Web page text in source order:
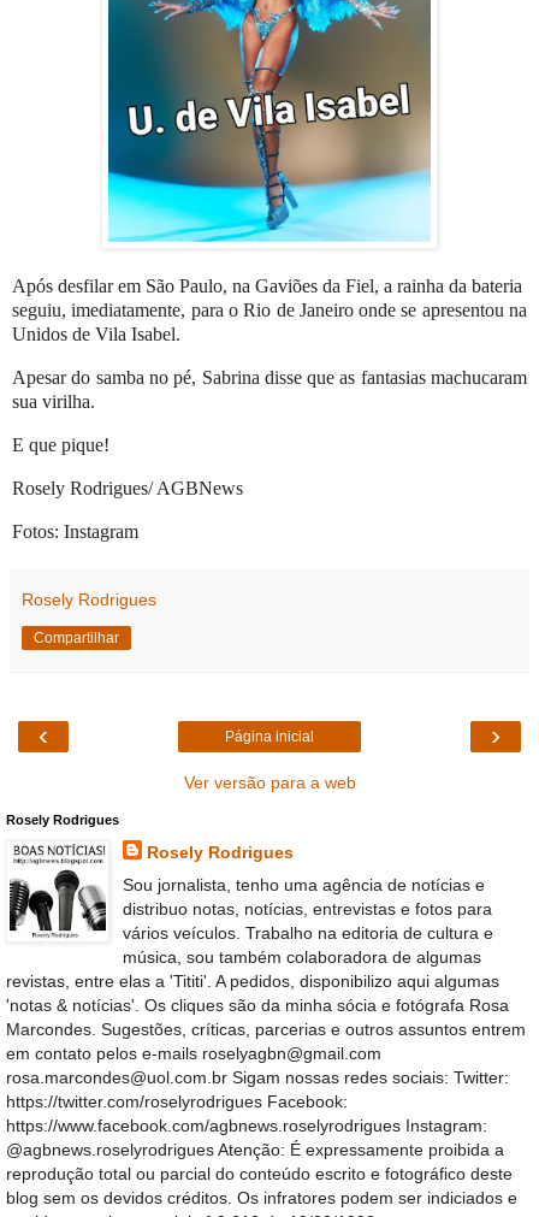
Após desfilar em São Paulo, na Gaviões da Fiel, a rainha da bateria
seguiu, imediatamente, para o Rio de Janeiro onde se apresentou na
Unidos de Vila Isabel.
Apesar do samba no pé, Sabrina disse que as fantasias machucaram
sua virilha.
E que pique!
Rosely Rodrigues/ AGBNews
Fotos: Instagram
Rosely Rodrigues
Compartilhar
‹ ›
Página inicial
Ver versão para a web
Rosely Rodrigues
Rosely Rodrigues
Sou jornalista, tenho uma agência de notícias e
distribuo notas, notícias, entrevistas e fotos para
vários veículos. Trabalho na editoria de cultura e
música, sou também colaboradora de algumas
revistas, entre elas a 'Tititi'. A pedidos, disponibilizo aqui algumas
'notas & notícias'. Os cliques são da minha sócia e fotógrafa Rosa
Marcondes. Sugestões, críticas, parcerias e outros assuntos entrem
em contato pelos e-mails roselyagbn@gmail.com
rosa.marcondes@uol.com.br Sigam nossas redes sociais: Twitter:
https://twitter.com/roselyrodrigues Facebook:
https://www.facebook.com/agbnews.roselyrodrigues Instagram:
@agbnews.roselyrodrigues Atenção: É expressamente proibida a
reprodução total ou parcial do conteúdo escrito e fotográfico deste
blog sem os devidos créditos. Os infratores podem ser indiciados e